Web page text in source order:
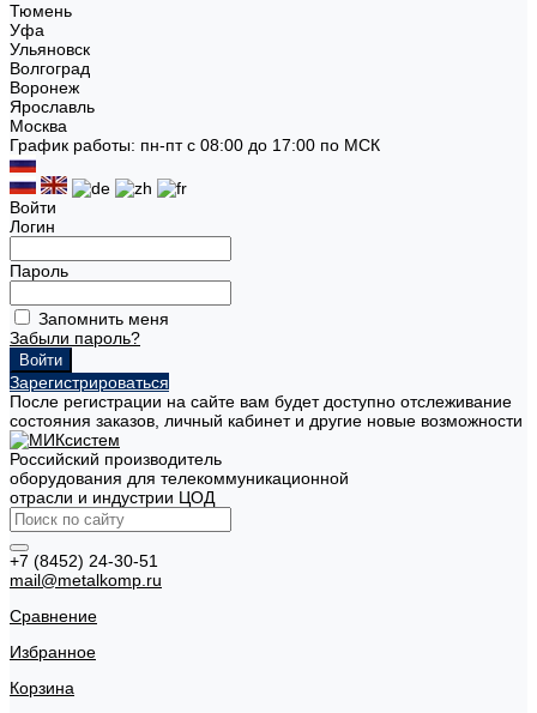
Тюмень
Уфа
Ульяновск
Волгоград
Воронеж
Ярославль
Москва
График работы: пн-пт с 08:00 до 17:00 по МСК
Войти
Логин
Пароль
Запомнить меня
Забыли пароль?
Зарегистрироваться
После регистрации на сайте вам будет доступно отслеживание
состояния заказов, личный кабинет и другие новые возможности
Российский производитель
оборудования для телекоммуникационной
отрасли и индустрии ЦОД
+7 (8452) 24-30-51
mail@metalkomp.ru
Сравнение
Избранное
Корзина